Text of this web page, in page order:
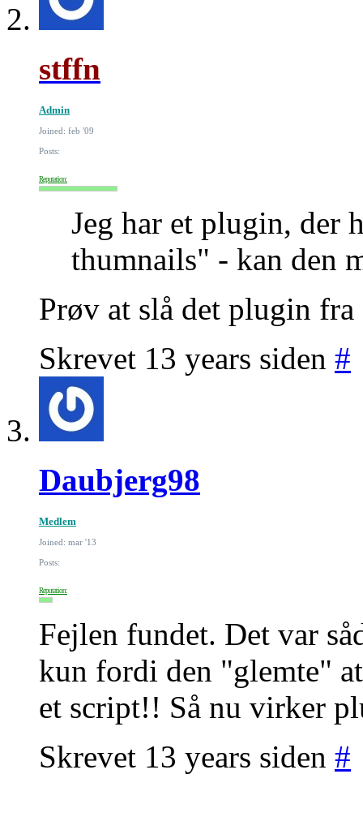
stffn
Admin
Joined: feb '09
Posts:
Reputation:
Jeg har et plugin, der
thumnails" - kan den
Prøv at slå det plugin
Skrevet 13 years siden #
Daubjerg98
Medlem
Joined: mar '13
Posts:
Reputation:
Fejlen fundet. Det var
kun fordi den "glemte"
et script!! Så nu virker
Skrevet 13 years siden #